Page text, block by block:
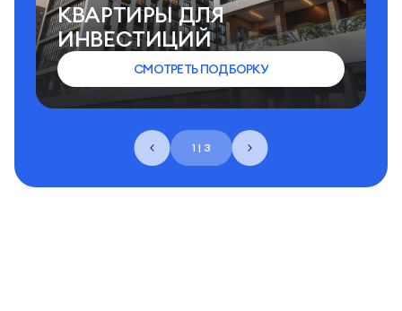
1 | 3
КВАРТИРЫ ДЛЯ
ИНВЕСТИЦИЙ
СМОТРЕТЬ ПОДБОРКУ